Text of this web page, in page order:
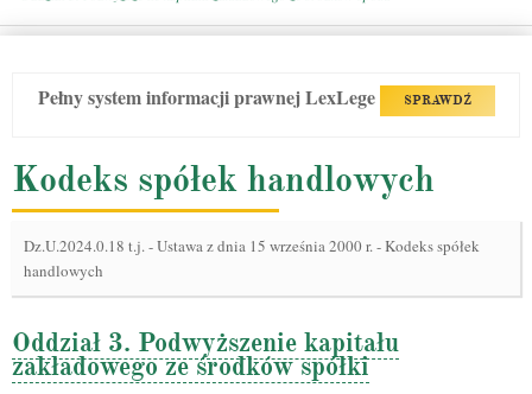
Pełny system informacji prawnej LexLege SPRAWDŹ
Kodeks spółek handlowych
Dz.U.2024.0.18 t.j.-Ustawa z dnia 15 września 2000 r. - Kodeks spółek
handlowych
Oddział 3. Podwyższenie kapitału
zakładowego ze środków spółki